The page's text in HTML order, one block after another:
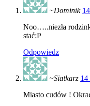
~Dominik
Noo…..niezła
stać:P
Odpowiedz
~Siatkarz 14
Miasto cudów !